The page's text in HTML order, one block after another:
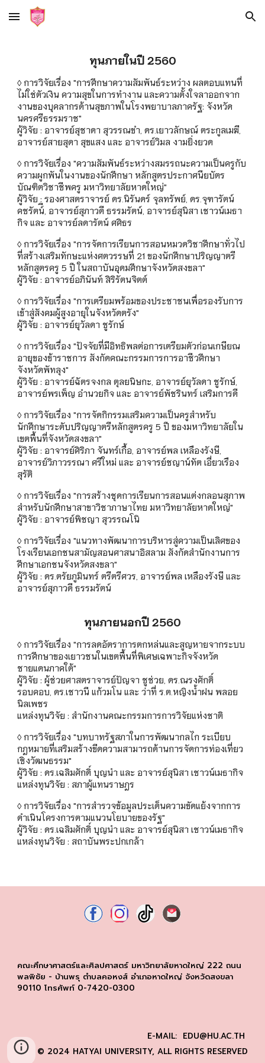
Skip to main content Skip to navigation
ทุนภายในปี 2560
◊ การวิจัยเรื่อง "การศึกษาความสัมพันธ์ระหว่าง ผลตอบแทนที่
ไม่ใช่ตัวเงิน ความสุขในการทำงาน และความตั้งใจลาออกจาก
งานของบุคลากรด้านสุขภาพในโรงพยาบาลภาครัฐ: จังหวัด
นครศรีธรรมราช"
ผู้วิจัย : อาจารย์สุชาดา สุวรรณขำ, ดร.เยาวลักษณ์ ตระกูลเมฆี,
อาจารย์สายสุดา สุขแสง และ อาจารย์วิมล งามยิ่งยวด
◊ การวิจัยเรื่อง "ความสัมพันธ์ระหว่างสมรรถนะความเป็นครูกับ
ความผูกพันในงานของนักศึกษา หลักสูตรประกาศนียบัตร
บัณฑิตวิชาชีพครู มหาวิทยาลัยหาดใหญ่"
ผู้วิจัย : รองศาสตราจารย์ ดร.นิรันดร์ จุลทรัพย์, ดร.จุฑารัตน์
คชรัตน์ี, อาจารย์สุภาวดี ธรรมรัตน์, อาจารย์สุนิสา เชาวน์เมธา
กิจ และ อาจารย์ลดารัตน์ ศศิธร
◊ การวิจัยเรื่อง "การจัดการเรียนการสอนหมวดวิชาศึกษาทั่วไป
ที่สร้างเสริมทักษะแห่งศตวรรษที่ 21 ของนักศึกษาปริญญาตรี
หลักสูตรครู 5 ปี ในสถาบันอุดมศึกษาจังหวัดสงขลา"
ผู้วิจัย : อาจารย์อภินันท์ สิริรัตนจิตต์
◊ การวิจัยเรื่อง "การเตรียมพร้อมของประชาชนเพื่อรองรับการ
เข้าสู่สังคมผู้สูงอายุในจังหวัดตรัง"
ผู้วิจัย : อาจารย์ยุวัลดา ชูรักษ์
◊ การวิจัยเรื่อง "ปัจจัยที่มีอิทธิพลต่อการเตรียมตัวก่อนเกษียณ
อายุของข้าราชการ สังกัดคณะกรรมการการอาชีวศึกษา
จังหวัดพัทลุง"
ผู้วิจัย : อาจารย์ฉัตรจงกล ตุลยนิษกะ, อาจารย์ยุวัลดา ชูรักษ์,
อาจารย์พรเพ็ญ อำนวยกิจ และ อาจารย์พัชรินทร์ เสริมการดี
◊ การวิจัยเรื่อง "การจัดกิกรรมเสริมความเป็นครูสำหรับ
นักศึกษาระดับปริญญาตรีหลักสูตรครู 5 ปี ของมหาวิทยาลัยใน
เขตพื้นที่จังหวัดสงขลา"
ผู้วิจัย : อาจารย์ศิริภา จันทร์เกื้อ, อาจารย์พล เหลืองรังษี,
อาจารย์วิภาวรรณา ศรีใหม่ และ อาจารย์ชญาน์ทัต เอี่ยวเรือง
สุรัติ
◊ การวิจัยเรื่อง "การสร้างชุดการเรียนการสอนแต่งกลอนสุภาพ
สำหรับนักศึกษาสาขาวิชาภาษาไทย มหาวิทยาลัยหาดใหญ่"
ผู้วิจัย : อาจารย์พิชญา สุวรรณโนิ
◊ การวิจัยเรื่อง "แนวทางพัฒนาการบริหารสู่ความเป็นเลิศของ
โรงเรียนเอกชนสามัญสอนศาสนาอิสลาม สังกัดสำนักงานการ
ศึกษาเอกชนจังหวัดสงขลา"
ผู้วิจัย : ดร.ตรัยภูมินทร์ ตรีตรีศวร, อาจารย์พล เหลืองรังษี และ
อาจารย์สุภาวดี ธรรมรัตน์
ทุนภายนอกปี 2560
◊ การวิจัยเรื่อง "การลดอัตราการตกหล่นและสูญหายจากระบบ
การศึกษาของเยาวชนในเขตพื้นที่พิเศษเฉพาะกิจจังหวัด
ชายแดนภาคใต้"
ผู้วิจัย : ผู้ช่วยศาสตราจารย์ปัญจา ชูช่วย, ดร.ณรงศักดิ์
รอบคอบ, ดร.เชาวนี แก้วมโน และ ว่าที่ ร.ต.หญิงน้ำฝน พลอย
นิลเพชร
แหล่งทุนวิจัย : สำนักงานคณะกรรมการการวิจัยแห่งชาติ
◊ การวิจัยเรื่อง "บทบาทรัฐสภาในการพัฒนากลไก ระเบียบ
กฎหมายที่เสริมสร้างขีดความสามารถด้านการจัดการท่องเที่ยว
เชิงวัฒนธรรม"
ผู้วิจัย : ดร.เฉลิมศักดิ์ บุญนำ และ อาจารย์สุนิสา เชาวน์เมธากิจ
แหล่งทุนวิจัย : สภาผู้แทนราษฎร
◊ การวิจัยเรื่อง "การสำรวจข้อมูลประเด็นความขัดแย้งจากการ
ดำเนินโครงการตามแนวนโยบายของรัฐ"
ผู้วิจัย : ดร.เฉลิมศักดิ์ บุญนำ และ อาจารย์สุนิสา เชาวน์เมธากิจ
แหล่งทุนวิจัย : สถาบันพระปกเกล้า
คณะศึกษาศาสตร์และศิลปศาสตร์ มหาวิทยาลัยหาดใหญ่ 222 ถนน
พลพิชัย - บ้านพรุ ตำบลคอหงส์ อำเภอหาดใหญ่ จังหวัดสงขลา
90110 โทรศัพท์ 0-7420-0300
E-MAIL: EDU@HU.AC.TH
© 2024 HATYAI UNIVERSITY, ALL RIGHTS RESERVED